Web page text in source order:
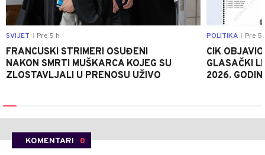
SVIJET Pre 5 h
FRANCUSKI STRIMERI OSUĐENI
NAKON SMRTI MUŠKARCA KOJEG SU
ZLOSTAVLJALI U PRENOSU UŽIVO
POLITIKA Pre 5
CIK
GLASAČKI
2026.
KOMENTARI 0